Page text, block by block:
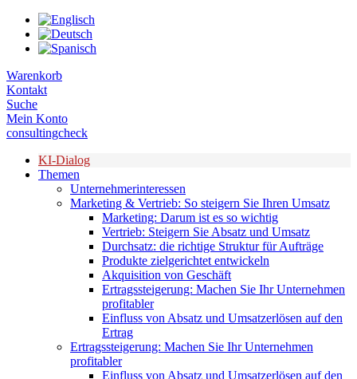
Zum
Inhalt
springen
Warenkorb
Kontakt
Suche
Mein Konto
consultingcheck
KI-Dialog
Themen
Unternehmerinteressen
Marketing & Vertrieb: So steigern Sie Ihren Umsatz
Marketing: Darum ist es so wichtig
Vertrieb: Steigern Sie Absatz und Umsatz
Durchsatz: die richtige Struktur für Aufträge
Produkte zielgerichtet entwickeln
Akquisition von Geschäft
Ertragssteigerung: Machen Sie Ihr Unternehmen
profitabler
Einfluss von Absatz und Umsatzerlösen auf den
Ertrag
Ertragssteigerung: Machen Sie Ihr Unternehmen
profitabler
Einfluss von Absatz und Umsatzerlösen auf den